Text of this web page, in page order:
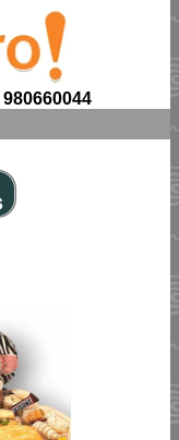
980660044